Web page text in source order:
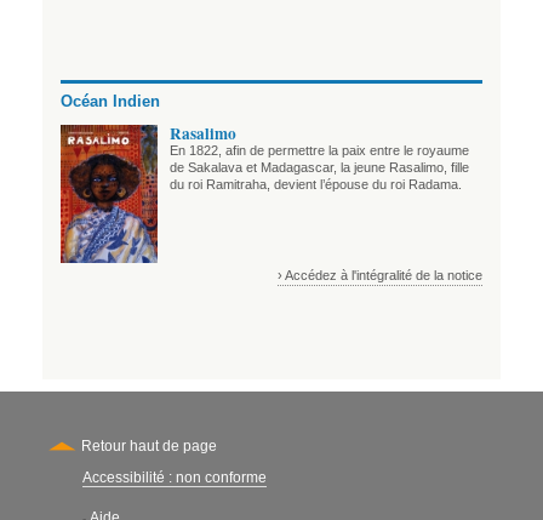
Océan Indien
Rasalimo
En 1822, afin de permettre la paix entre le royaume
de Sakalava et Madagascar, la jeune Rasalimo, fille
du roi Ramitraha, devient l’épouse du roi Radama.
› Accédez à l'intégralité de la notice
Retour haut de page
Secondary
Accessibilité : non conforme